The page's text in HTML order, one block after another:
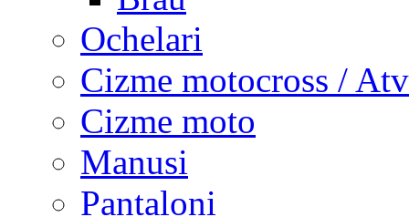
Ochelari
Cizme motocross / Atv
Cizme moto
Manusi
Pantaloni